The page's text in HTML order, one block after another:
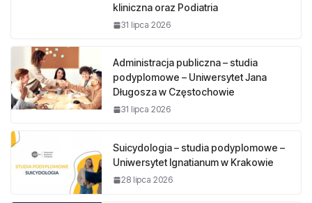
kliniczna oraz Podiatria
31 lipca 2026
Administracja publiczna – studia
podyplomowe – Uniwersytet Jana
Długosza w Częstochowie
31 lipca 2026
Suicydologia – studia podyplomowe –
Uniwersytet Ignatianum w Krakowie
28 lipca 2026